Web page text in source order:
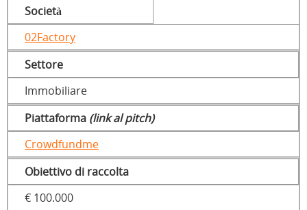
Società
02Factory
Settore
Immobiliare
Piattaforma (link al pitch)
Crowdfundme
Obiettivo di raccolta
€ 100.000